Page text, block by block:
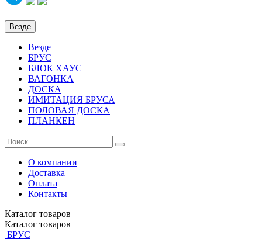
Везде
Везде
БРУС
БЛОК ХАУС
ВАГОНКА
ДОСКА
ИМИТАЦИЯ БРУСА
ПОЛОВАЯ ДОСКА
ПЛАНКЕН
О компании
Доставка
Оплата
Контакты
Каталог товаров
Каталог товаров
БРУС